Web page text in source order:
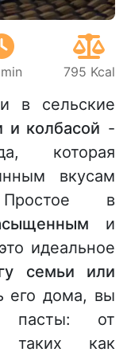
795 Kcal
в сельские
и колбасой -
которая
вкусам
Простое в
и
идеальное
семьи или
его дома, вы
пасты: от
таких как